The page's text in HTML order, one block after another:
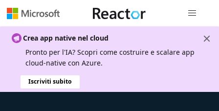
Crea app native nel cloud
Pronto per l'IA? Scopri come costruire e scalare app
cloud-native con Azure.
Iscriviti subito